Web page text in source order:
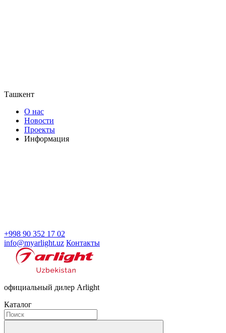
Ташкент
О нас
Новости
Проекты
Информация
+998 90 352 17 02
info@myarlight.uz Контакты
официальный дилер Arlight
Каталог